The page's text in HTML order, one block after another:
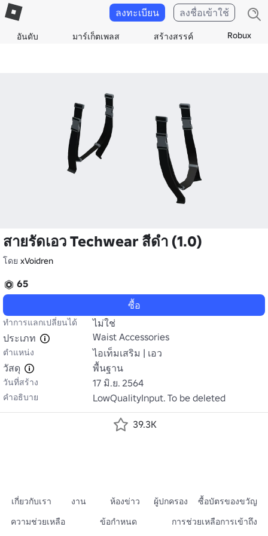
อันดับ มาร์เก็ตเพลส สร้างสรรค์ Robux
ลงทะเบียน ลงชื่อเข้าใช้
สายรัดเอว Techwear สีดํา (1.0)
โดย xVoidren
65
ซื้อ
ทำการแลกเปลี่ยนได้
ไม่ใช่
ประเภท
Waist Accessories
ตำแหน่ง
ไอเท็มเสริม | เอว
วัสดุ
พื้นฐาน
วันที่สร้าง 17 มิ.ย. 2564
คำอธิบาย LowQualityInput. To be deleted
39.3K
เกี่ยวกับเรา งาน ห้องข่าว ผู้ปกครอง
ซื้อบัตรของขวัญ
ความช่วยเหลือ
ข้อกำหนด การช่วยเหลือการเข้าถึง